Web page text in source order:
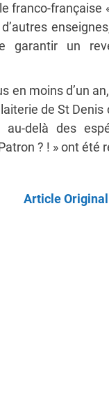
franco-française
garantir un
en moins d’un
de St
delà des
? ! » ont été
Article Original